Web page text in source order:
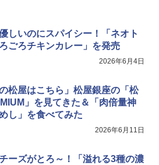
しいのにスパイシー！「ネオト
ごろチキンカレー」を発売
2026年6月4日
の松屋はこちら」松屋銀座の「松
」を見てきた＆「肉倍量神
し」を食べてみた
2026年6月11日
ーズがとろ～！「溢れる3種の濃